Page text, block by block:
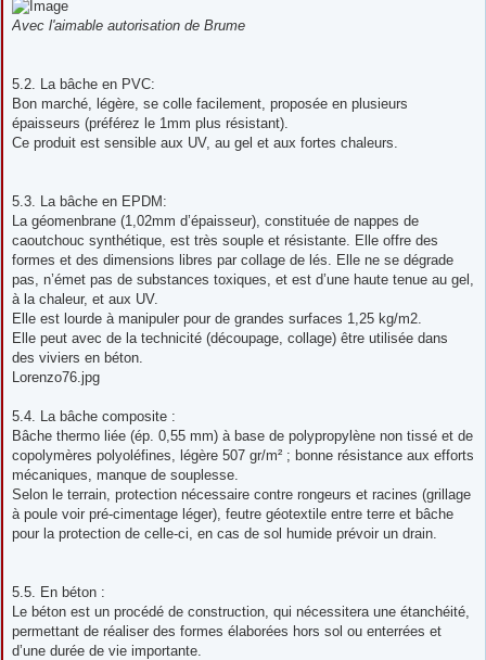
Avec l'aimable autorisation de Brume
5.2. La bâche en PVC:
Bon marché, légère, se colle facilement, proposée en plusieurs
épaisseurs (préférez le 1mm plus résistant).
Ce produit est sensible aux UV, au gel et aux fortes chaleurs.
5.3. La bâche en EPDM:
La géomenbrane (1,02mm d’épaisseur), constituée de nappes de
caoutchouc synthétique, est très souple et résistante. Elle offre des
formes et des dimensions libres par collage de lés. Elle ne se dégrade
pas, n’émet pas de substances toxiques, et est d’une haute tenue au gel,
à la chaleur, et aux UV.
Elle est lourde à manipuler pour de grandes surfaces 1,25 kg/m2.
Elle peut avec de la technicité (découpage, collage) être utilisée dans
des viviers en béton.
Lorenzo76.jpg
5.4. La bâche composite :
Bâche thermo liée (ép. 0,55 mm) à base de polypropylène non tissé et de
copolymères polyoléfines, légère 507 gr/m² ; bonne résistance aux efforts
mécaniques, manque de souplesse.
Selon le terrain, protection nécessaire contre rongeurs et racines (grillage
à poule voir pré-cimentage léger), feutre géotextile entre terre et bâche
pour la protection de celle-ci, en cas de sol humide prévoir un drain.
5.5. En béton :
Le béton est un procédé de construction, qui nécessitera une étanchéité,
permettant de réaliser des formes élaborées hors sol ou enterrées et
d’une durée de vie importante.